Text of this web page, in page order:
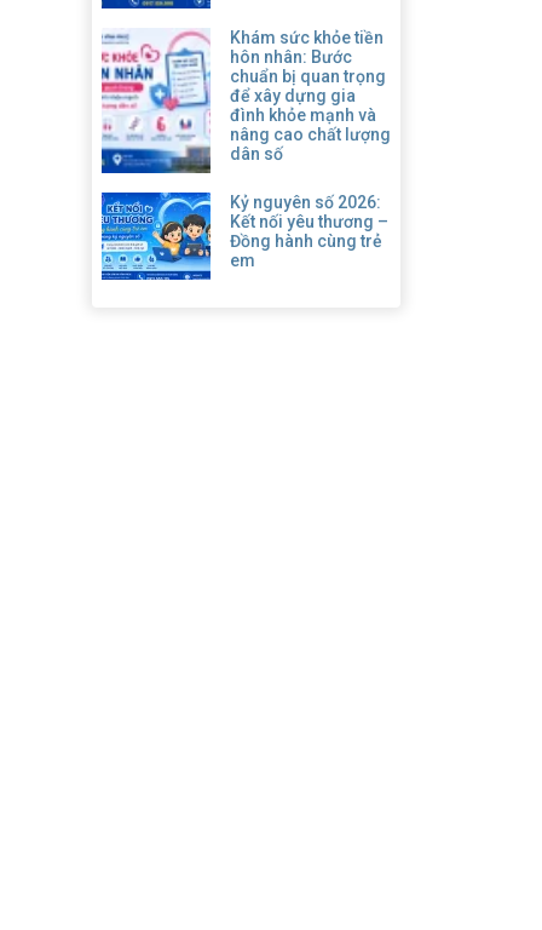
Khám sức khỏe tiền
hôn nhân: Bước
chuẩn bị quan trọng
để xây dựng gia
đình khỏe mạnh và
nâng cao chất lượng
dân số
Kỷ nguyên số 2026:
Kết nối yêu thương –
Đồng hành cùng trẻ
em